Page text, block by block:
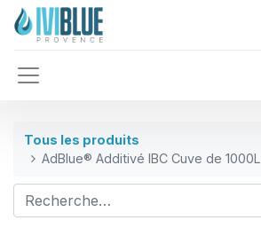
Tous les produits
AdBlue® Additivé IBC Cuve de 1000L